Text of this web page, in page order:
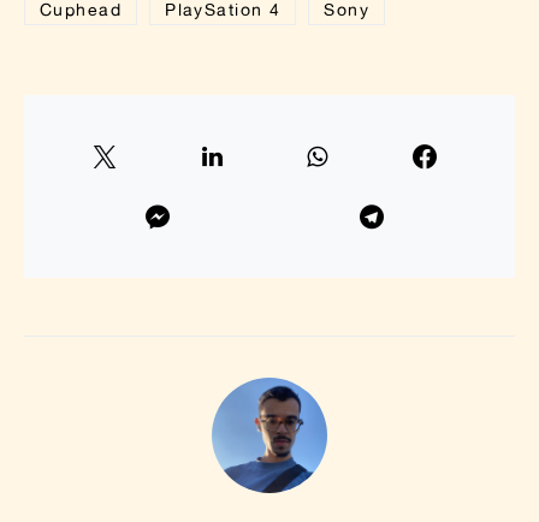
Cuphead PlaySation 4 Sony